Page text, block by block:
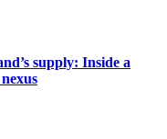
supply: Inside a